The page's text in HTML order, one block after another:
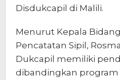
Disdukcapil di Malili.
Menurut Kepala
Pencatatan Sipil,
Dukcapil memiliki
dibandingkan program